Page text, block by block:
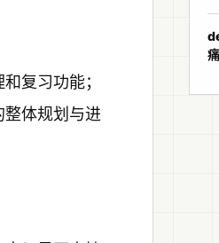
复习功能；
体规划与进